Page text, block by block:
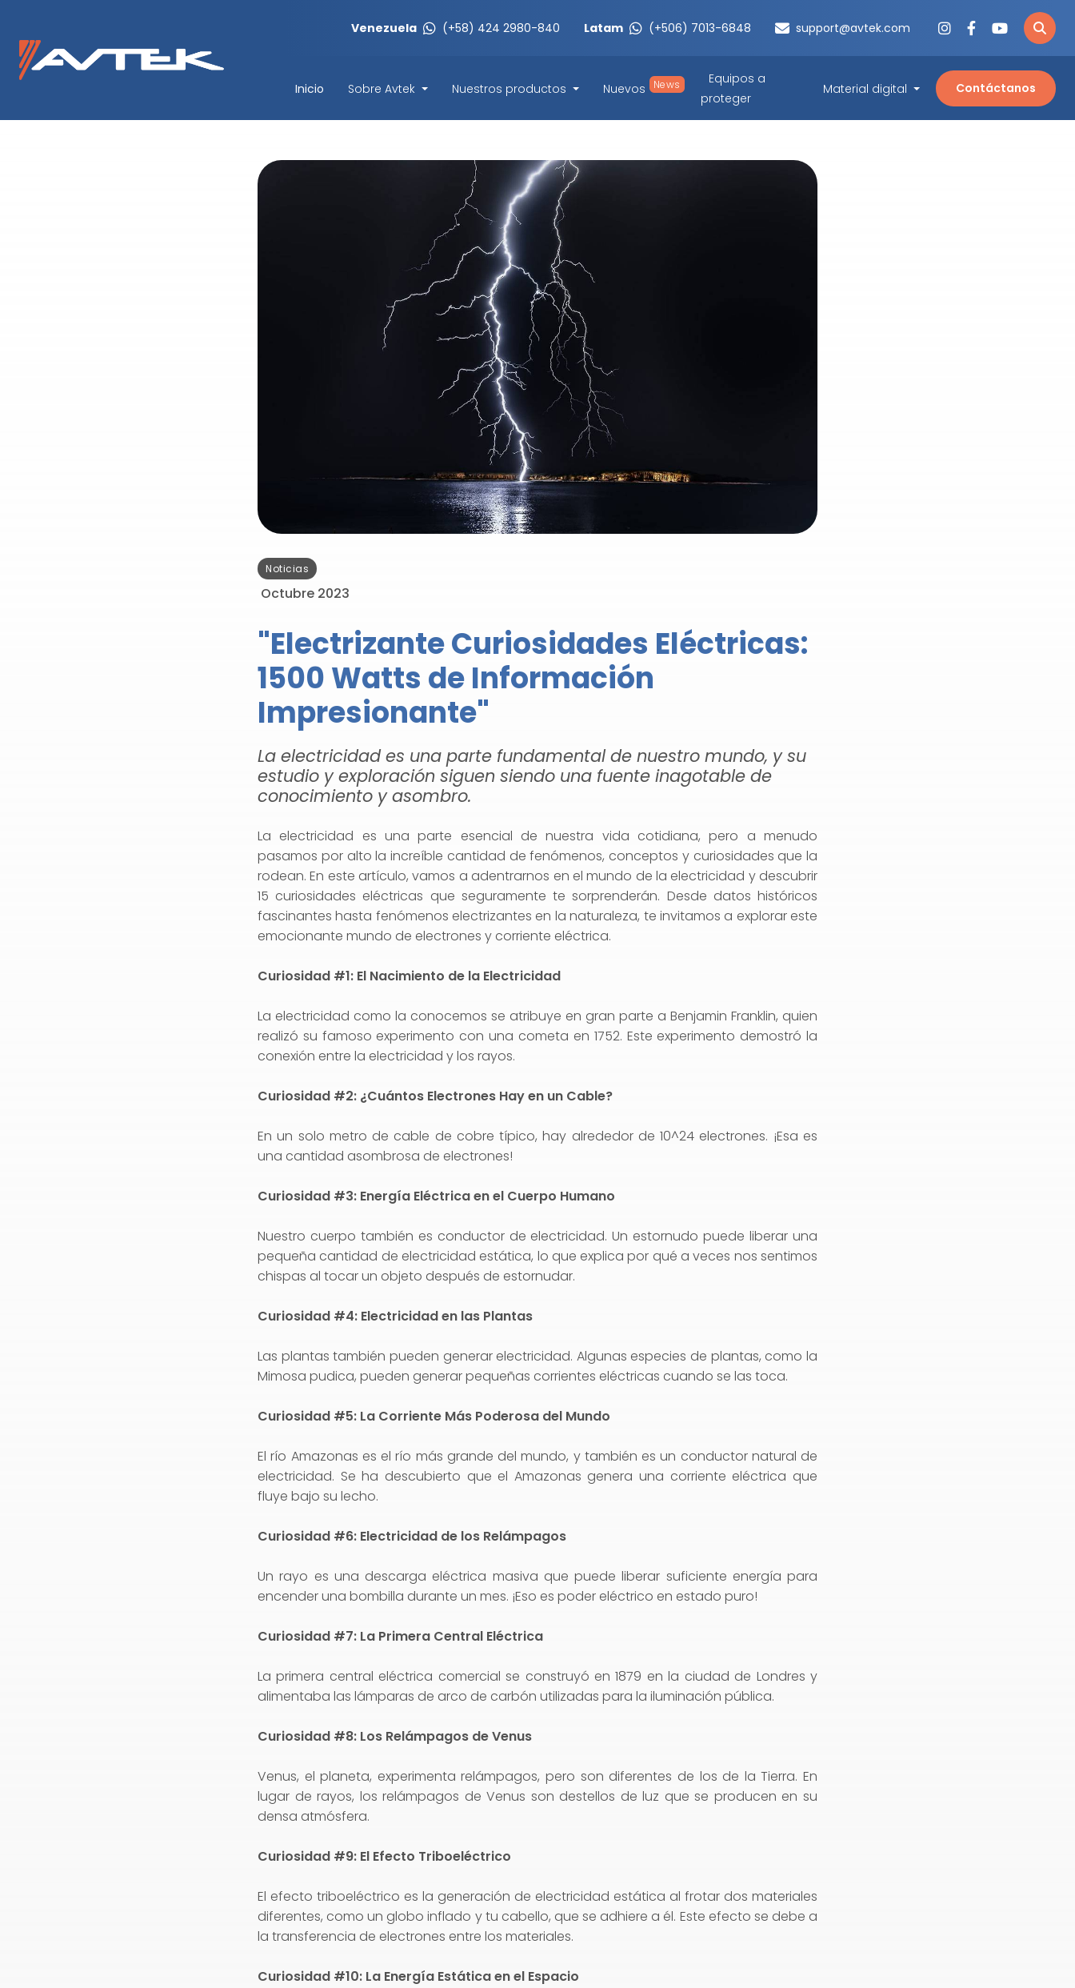
Venezuela (+58) 424 2980-840 Latam (+506) 7013-6848 support@avtek.com
Inicio Sobre Avtek Nuestros productos Nuevos News
Equipos a
proteger
Material digital Contáctanos
Noticias
Octubre 2023
"Electrizante Curiosidades Eléctricas:
1500 Watts de Información
Impresionante"
La electricidad es una parte fundamental de nuestro mundo, y su
estudio y exploración siguen siendo una fuente inagotable de
conocimiento y asombro.
La electricidad es una parte esencial de nuestra vida cotidiana, pero a menudo
pasamos por alto la increíble cantidad de fenómenos, conceptos y curiosidades que la
rodean. En este artículo, vamos a adentrarnos en el mundo de la electricidad y descubrir
15 curiosidades eléctricas que seguramente te sorprenderán. Desde datos históricos
fascinantes hasta fenómenos electrizantes en la naturaleza, te invitamos a explorar este
emocionante mundo de electrones y corriente eléctrica.
Curiosidad #1: El Nacimiento de la Electricidad
La electricidad como la conocemos se atribuye en gran parte a Benjamin Franklin, quien
realizó su famoso experimento con una cometa en 1752. Este experimento demostró la
conexión entre la electricidad y los rayos.
Curiosidad #2: ¿Cuántos Electrones Hay en un Cable?
En un solo metro de cable de cobre típico, hay alrededor de 10^24 electrones. ¡Esa es
una cantidad asombrosa de electrones!
Curiosidad #3: Energía Eléctrica en el Cuerpo Humano
Nuestro cuerpo también es conductor de electricidad. Un estornudo puede liberar una
pequeña cantidad de electricidad estática, lo que explica por qué a veces nos sentimos
chispas al tocar un objeto después de estornudar.
Curiosidad #4: Electricidad en las Plantas
Las plantas también pueden generar electricidad. Algunas especies de plantas, como la
Mimosa pudica, pueden generar pequeñas corrientes eléctricas cuando se las toca.
Curiosidad #5: La Corriente Más Poderosa del Mundo
El río Amazonas es el río más grande del mundo, y también es un conductor natural de
electricidad. Se ha descubierto que el Amazonas genera una corriente eléctrica que
fluye bajo su lecho.
Curiosidad #6: Electricidad de los Relámpagos
Un rayo es una descarga eléctrica masiva que puede liberar suficiente energía para
encender una bombilla durante un mes. ¡Eso es poder eléctrico en estado puro!
Curiosidad #7: La Primera Central Eléctrica
La primera central eléctrica comercial se construyó en 1879 en la ciudad de Londres y
alimentaba las lámparas de arco de carbón utilizadas para la iluminación pública.
Curiosidad #8: Los Relámpagos de Venus
Venus, el planeta, experimenta relámpagos, pero son diferentes de los de la Tierra. En
lugar de rayos, los relámpagos de Venus son destellos de luz que se producen en su
densa atmósfera.
Curiosidad #9: El Efecto Triboeléctrico
El efecto triboeléctrico es la generación de electricidad estática al frotar dos materiales
diferentes, como un globo inflado y tu cabello, que se adhiere a él. Este efecto se debe a
la transferencia de electrones entre los materiales.
Curiosidad #10: La Energía Estática en el Espacio